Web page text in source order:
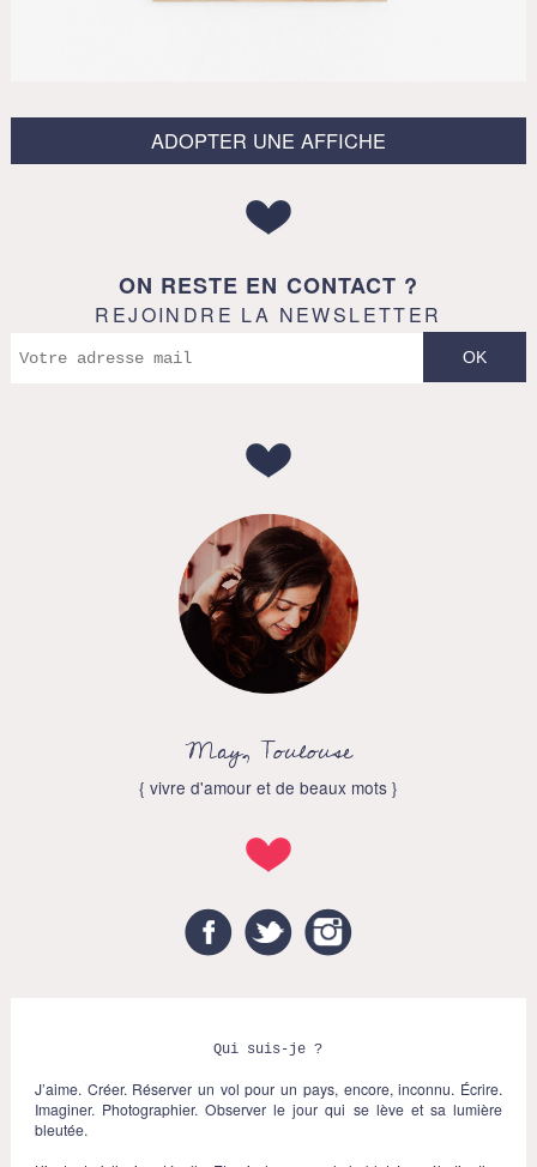
ADOPTER UNE AFFICHE
ON RESTE EN CONTACT ?
REJOINDRE LA NEWSLETTER
May, Toulouse
{ vivre d'amour et de beaux mots }
FacebookTwitter
Qui suis-je ?
J’aime. Créer. Réserver un vol pour un pays, encore, inconnu. Écrire.
Imaginer. Photographier. Observer le jour qui se lève et sa lumière
bleutée.